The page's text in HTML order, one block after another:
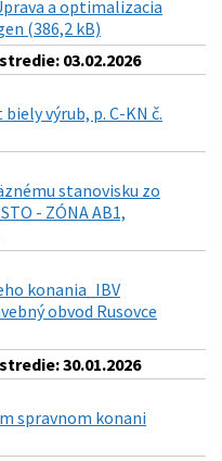
a optimalizacia
(386,2 kB)
03.02.2026
výrub, p. C-KN č.
stanovisku zo
- ZÓNA AB1,
konania_IBV
obvod Rusovce
30.01.2026
spravnom konani